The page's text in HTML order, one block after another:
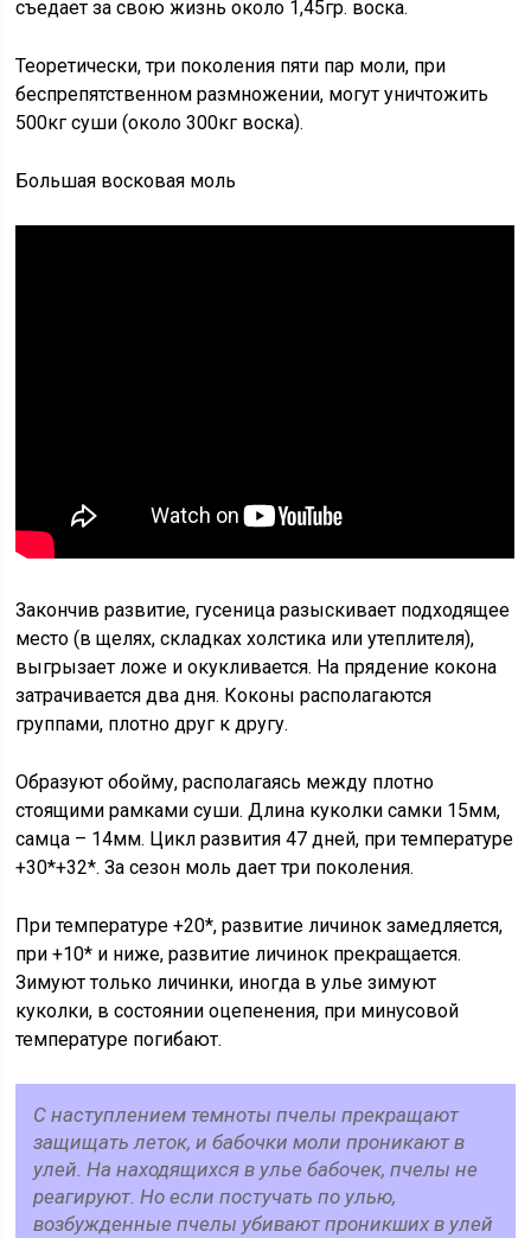
съедает за свою жизнь около 1,45гр. воска.
Теоретически, три поколения пяти пар моли, при
беспрепятственном размножении, могут уничтожить
500кг суши (около 300кг воска).
Большая восковая моль
Закончив развитие, гусеница разыскивает подходящее
место (в щелях, складках холстика или утеплителя),
выгрызает ложе и окукливается. На прядение кокона
затрачивается два дня. Коконы располагаются
группами, плотно друг к другу.
Образуют обойму, располагаясь между плотно
стоящими рамками суши. Длина куколки самки 15мм,
самца – 14мм. Цикл развития 47 дней, при температуре
+30*+32*. За сезон моль дает три поколения.
При температуре +20*, развитие личинок замедляется,
при +10* и ниже, развитие личинок прекращается.
Зимуют только личинки, иногда в улье зимуют
куколки, в состоянии оцепенения, при минусовой
температуре погибают.
С наступлением темноты пчелы прекращают
защищать леток, и бабочки моли проникают в
улей. На находящихся в улье бабочек, пчелы не
реагируют. Но если постучать по улью,
возбужденные пчелы убивают проникших в улей